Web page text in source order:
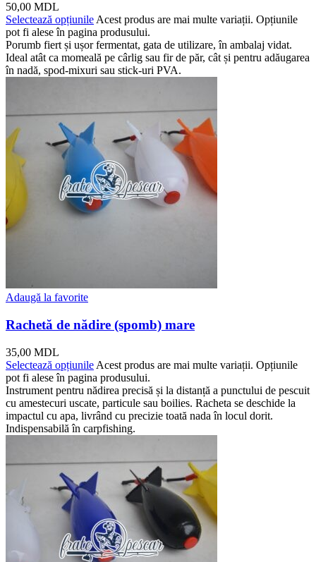
50,00 MDL
Selectează opțiunile Acest produs are mai multe variații. Opțiunile
pot fi alese în pagina produsului.
Porumb fiert și ușor fermentat, gata de utilizare, în ambalaj vidat.
Ideal atât ca momeală pe cârlig sau fir de păr, cât și pentru adăugarea
în nadă, spod-mixuri sau stick-uri PVA.
Adaugă la favorite
Rachetă de nădire (spomb) mare
35,00 MDL
Selectează opțiunile Acest produs are mai multe variații. Opțiunile
pot fi alese în pagina produsului.
Instrument pentru nădirea precisă și la distanță a punctului de pescuit
cu amestecuri uscate, particule sau boilies. Racheta se deschide la
impactul cu apa, livrând cu precizie toată nada în locul dorit.
Indispensabilă în carpfishing.